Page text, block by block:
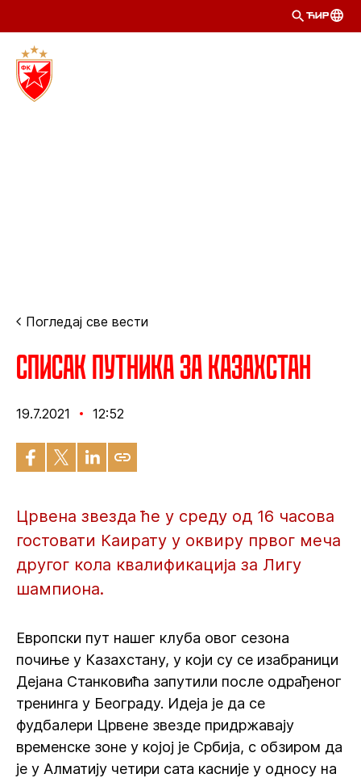
ЋИР
Погледај све вести
Списак путника за Казахстан
19.7.2021 12:52
Црвена звезда ће у среду од 16 часова
гостовати Каирату у оквиру првог меча
другог кола квалификација за Лигу
шампиона.
Европски пут нашег клуба овог сезона
почиње у Казахстану, у који су се изабраници
Дејана Станковића запутили после одрађеног
тренинга у Београду. Идеја је да се
фудбалери Црвене звезде придржавају
временске зоне у којој је Србија, с обзиром да
је у Алматију четири сата касније у односу на